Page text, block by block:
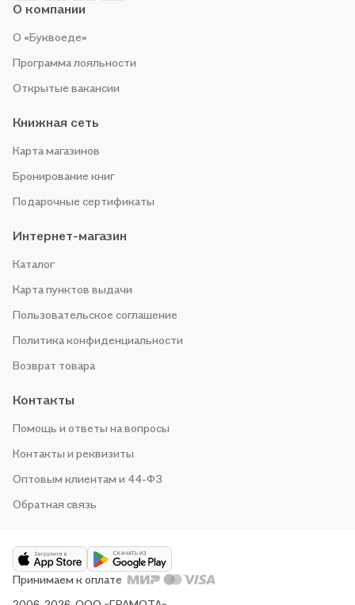
О компании
О «Буквоеде»
Программа лояльности
Открытые вакансии
Книжная сеть
Карта магазинов
Бронирование книг
Подарочные сертификаты
Интернет-магазин
Каталог
Карта пунктов выдачи
Пользовательское соглашение
Политика конфиденциальности
Возврат товара
Контакты
Помощь и ответы на вопросы
Контакты и реквизиты
Оптовым клиентам и 44-ФЗ
Обратная связь
Принимаем к оплате